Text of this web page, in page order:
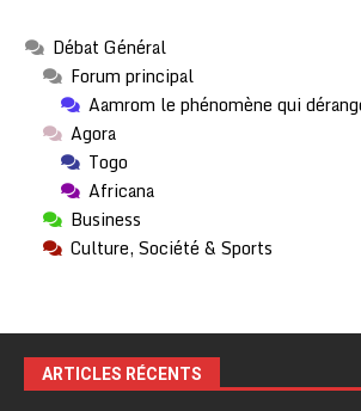
Débat Général
Forum principal
Aamrom le phénomène qui
Agora
Togo
Africana
Business
Culture, Société & Sports
ARTICLES RÉCENTS